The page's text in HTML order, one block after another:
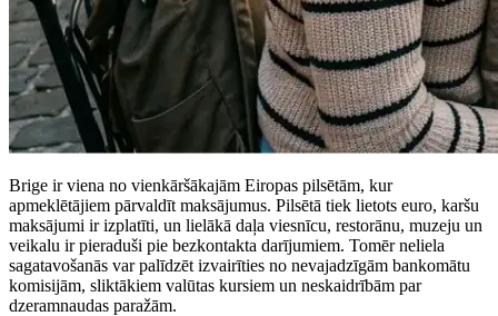
Brige ir viena no vienkāršākajām Eiropas pilsētām, kur
apmeklētājiem pārvaldīt maksājumus. Pilsētā tiek lietots euro, karšu
maksājumi ir izplatīti, un lielākā daļa viesnīcu, restorānu, muzeju un
veikalu ir pieraduši pie bezkontakta darījumiem. Tomēr neliela
sagatavošanās var palīdzēt izvairīties no nevajadzīgām bankomātu
komisijām, sliktākiem valūtas kursiem un neskaidrībām par
dzeramnaudas paražām.